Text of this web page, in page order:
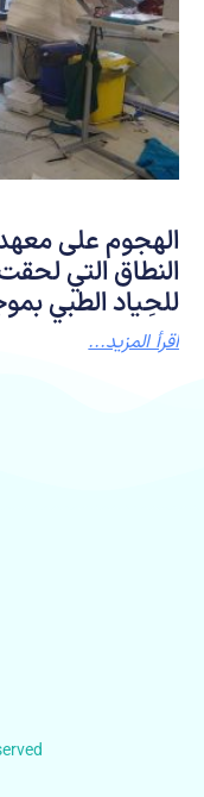
الهجوم على معهد
النطاق التي
للحِياد الطبي
اقرأ المزيد...